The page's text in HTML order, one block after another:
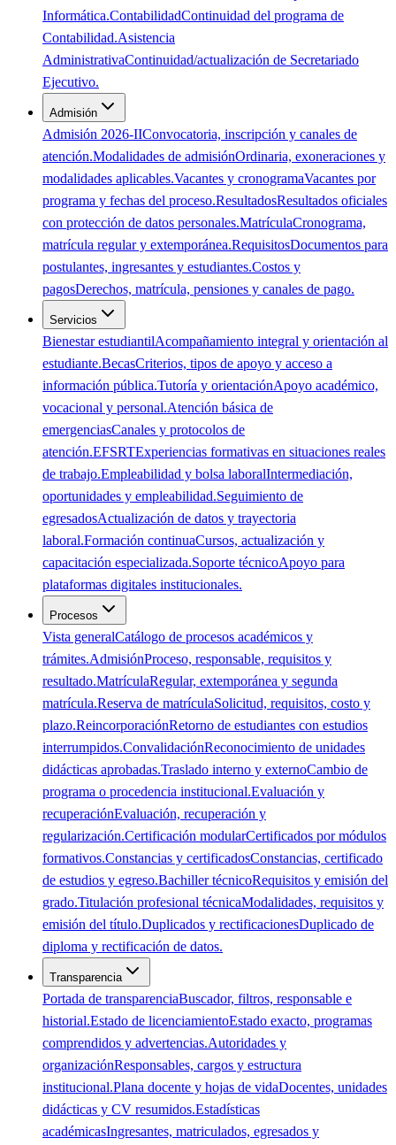
Informática.ContabilidadContinuidad del programa de
Contabilidad.Asistencia
AdministrativaContinuidad/actualización de Secretariado
Ejecutivo.
Admisión
Admisión 2026-IIConvocatoria, inscripción y canales de
atención.Modalidades de admisiónOrdinaria, exoneraciones y
modalidades aplicables.Vacantes y cronogramaVacantes por
programa y fechas del proceso.ResultadosResultados oficiales
con protección de datos personales.MatrículaCronograma,
matrícula regular y extemporánea.RequisitosDocumentos para
postulantes, ingresantes y estudiantes.Costos y
pagosDerechos, matrícula, pensiones y canales de pago.
Servicios
Bienestar estudiantilAcompañamiento integral y orientación al
estudiante.BecasCriterios, tipos de apoyo y acceso a
información pública.Tutoría y orientaciónApoyo académico,
vocacional y personal.Atención básica de
emergenciasCanales y protocolos de
atención.EFSRTExperiencias formativas en situaciones reales
de trabajo.Empleabilidad y bolsa laboralIntermediación,
oportunidades y empleabilidad.Seguimiento de
egresadosActualización de datos y trayectoria
laboral.Formación continuaCursos, actualización y
capacitación especializada.Soporte técnicoApoyo para
plataformas digitales institucionales.
Procesos
Vista generalCatálogo de procesos académicos y
trámites.AdmisiónProceso, responsable, requisitos y
resultado.MatrículaRegular, extemporánea y segunda
matrícula.Reserva de matrículaSolicitud, requisitos, costo y
plazo.ReincorporaciónRetorno de estudiantes con estudios
interrumpidos.ConvalidaciónReconocimiento de unidades
didácticas aprobadas.Traslado interno y externoCambio de
programa o procedencia institucional.Evaluación y
recuperaciónEvaluación, recuperación y
regularización.Certificación modularCertificados por módulos
formativos.Constancias y certificadosConstancias, certificado
de estudios y egreso.Bachiller técnicoRequisitos y emisión del
grado.Titulación profesional técnicaModalidades, requisitos y
emisión del título.Duplicados y rectificacionesDuplicado de
diploma y rectificación de datos.
Transparencia
Portada de transparenciaBuscador, filtros, responsable e
historial.Estado de licenciamientoEstado exacto, programas
comprendidos y advertencias.Autoridades y
organizaciónResponsables, cargos y estructura
institucional.Plana docente y hojas de vidaDocentes, unidades
didácticas y CV resumidos.Estadísticas
académicasIngresantes, matriculados, egresados y